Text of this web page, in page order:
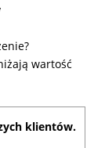
wartość
klientów.